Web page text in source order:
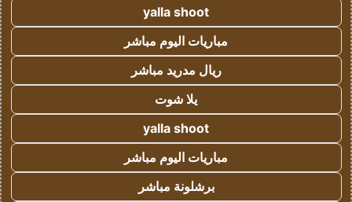
yalla shoot
مباريات اليوم مباشر
ريال مدريد مباشر
يلا شوت
yalla shoot
مباريات اليوم مباشر
برشلونة مباشر